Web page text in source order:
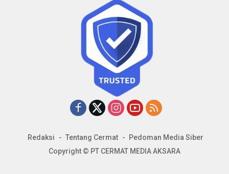
Redaksi Tentang Cermat
Pedoman Media Siber
Copyright © PT CERMAT MEDIA AKSARA